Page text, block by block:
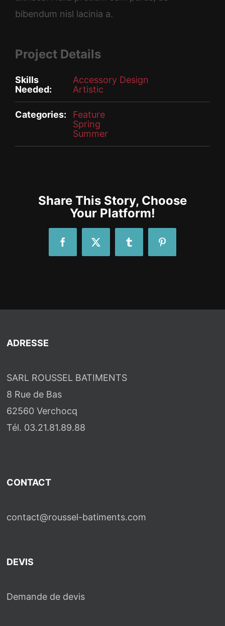
bibendum nisl lacinia a.
Project Details
Skills
Needed:
Accessory Design
Artistic
Categories:
Feature
Spring
Summer
Share This Story, Choose
Your Platform!
FacebookX Tumblr Pinterest
ADRESSE
SARL ROUSSEL BATIMENTS
8 Rue de Bas
62560 Verchocq
Tél. 03.21.81.89.88
CONTACT
contact@roussel-batiments.com
DEVIS
Demande de devis